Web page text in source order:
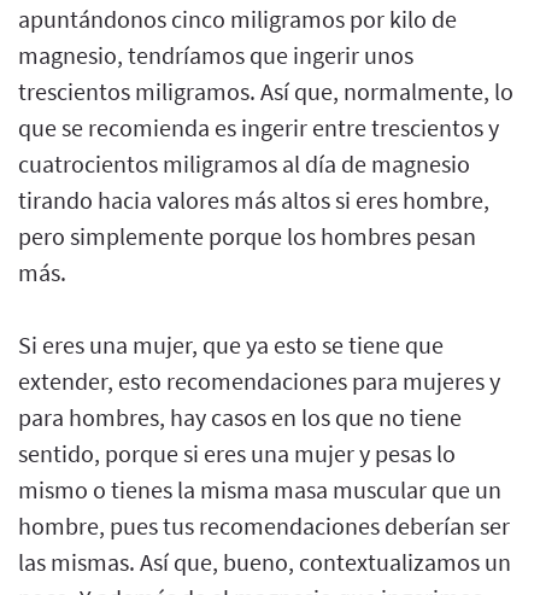
apuntándonos cinco miligramos por kilo de
magnesio, tendríamos que ingerir unos
trescientos miligramos. Así que, normalmente, lo
que se recomienda es ingerir entre trescientos y
cuatrocientos miligramos al día de magnesio
tirando hacia valores más altos si eres hombre,
pero simplemente porque los hombres pesan
más.
Si eres una mujer, que ya esto se tiene que
extender, esto recomendaciones para mujeres y
para hombres, hay casos en los que no tiene
sentido, porque si eres una mujer y pesas lo
mismo o tienes la misma masa muscular que un
hombre, pues tus recomendaciones deberían ser
las mismas. Así que, bueno, contextualizamos un